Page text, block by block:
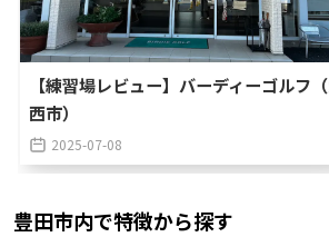
【練習場レビュー】バーディーゴルフ
西市）
2025-07-08
豊田市内で特徴から探す